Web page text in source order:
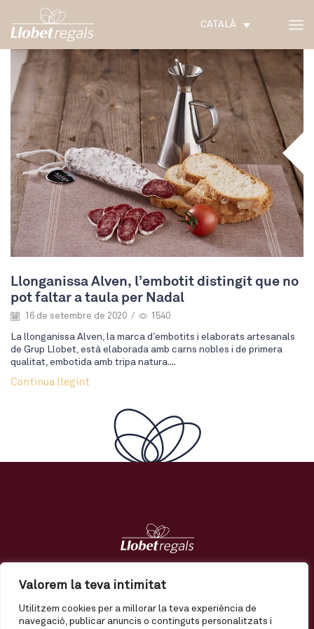
Valorem la teva intimitat
Utilitzem cookies per a millorar la teva experiència de
navegació, publicar anuncis o continguts personalitzats i
CATALÀ
Llonganissa Alven, l’embotit distingit que no
pot faltar a taula per Nadal
16 de setembre de 2020 / 1540
La llonganissa Alven, la marca d’embotits i elaborats artesanals
de Grup Llobet, està elaborada amb carns nobles i de primera
qualitat, embotida amb tripa natura....
Continua llegint
Regals Tendències
El meu compte Enviament Termes i condicions